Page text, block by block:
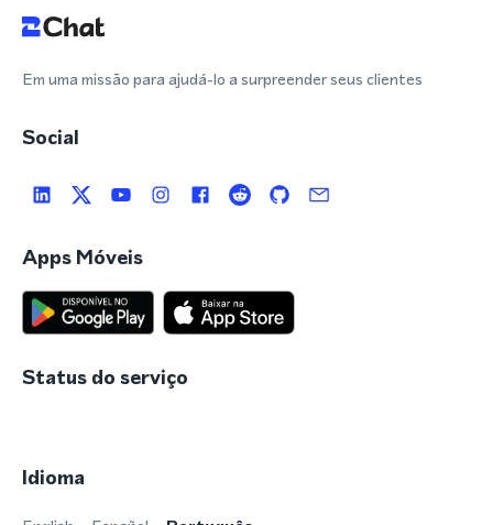
Em uma missão para ajudá-lo a surpreender seus clientes
Social
Apps Móveis
Status do serviço
Idioma